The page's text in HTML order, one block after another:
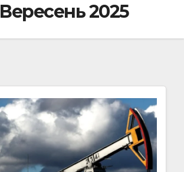
Вересень 2025